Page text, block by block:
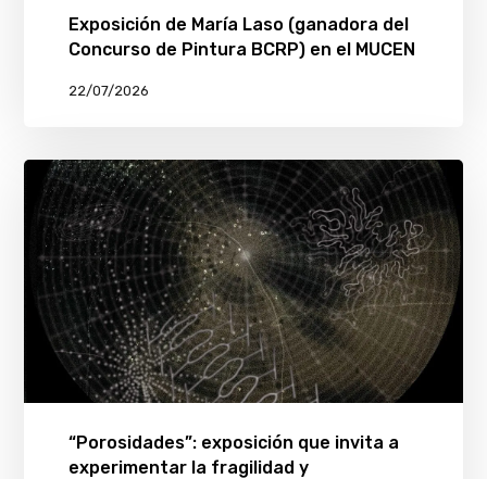
Exposición de María Laso (ganadora del
Concurso de Pintura BCRP) en el MUCEN
22/07/2026
“Porosidades”: exposición que invita a
experimentar la fragilidad y